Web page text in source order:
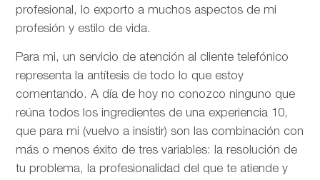
profesional, lo exporto a muchos aspectos de mi
profesión y estilo de vida.
Para mi, un servicio de atención al cliente telefónico
representa la antítesis de todo lo que estoy
comentando. A día de hoy no conozco ninguno que
reúna todos los ingredientes de una experiencia 10,
que para mi (vuelvo a insistir) son las combinación con
más o menos éxito de tres variables: la resolución de
tu problema, la profesionalidad del que te atiende y